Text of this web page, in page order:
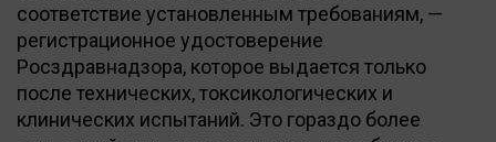
соответствие установленным требованиям, —
регистрационное удостоверение
Росздравнадзора, которое выдается только
после технических, токсикологических и
клинических испытаний. Это гораздо более